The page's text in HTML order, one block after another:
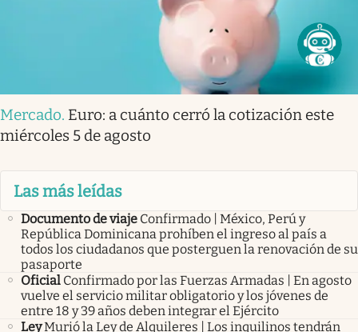
Mercado. Euro: a cuánto cerró la cotización este
miércoles 5 de agosto
Las más leídas
Documento de viaje Confirmado | México, Perú y
República Dominicana prohíben el ingreso al país a
todos los ciudadanos que posterguen la renovación de su
pasaporte
Oficial Confirmado por las Fuerzas Armadas | En agosto
vuelve el servicio militar obligatorio y los jóvenes de
entre 18 y 39 años deben integrar el Ejército
LeyMurió la Ley de Alquileres | Los inquilinos tendrán